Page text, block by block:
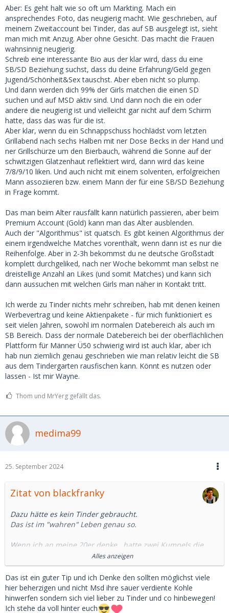
3. Unattraktivste Männer (Unterste 30%):
Diese Männer haben kaum Chancen, von sehr attraktiven
Frauen kontaktiert zu werden, es sei denn, sie bieten
andere außergewöhnliche Merkmale wie hohe soziale
Stellung, außergewöhnlichen Reichtum oder spezielle
persönliche Qualitäten, die die fehlende physische
Attraktivität ausgleichen.
Zusammengefasst lässt sich sagen, dass die Top 10% der
attraktivsten Frauen auf Dating-Plattformen eine starke
Präferenz für die attraktivsten Männer haben, aber auch in
einigen Fällen bereit sind, mittelattraktive Männer zu
kontaktieren, wenn andere ansprechende Merkmale
vorhanden sind. Die unattraktivsten Männer haben
hingegen nur geringe Chancen, von diesen Frauen
kontaktiert zu werden.
Aber: Es geht halt wie so oft um Markting. Mach ein
ansprechendes Foto, das neugierig macht. Wie geschrieben, auf
meinem Zweitaccount bei Tinder, das auf SB ausgelegt ist, sieht
man mich mit Anzug. Aber ohne Gesicht. Das macht die Frauen
wahnsinnig neugierig.
Schreib eine interessante Bio aus der klar wird, dass du eine
SB/SD Beziehung suchst, dass du deine Erfahrung/Geld gegen
Jugend/Schönheit&Sex tauschst. Aber eben nicht so plump.
Und dann werden dich 99% der Girls matchen die einen SD
suchen und auf MSD aktiv sind. Und dann noch die ein oder
andere die neugierig ist und vielleicht gar nicht auf dem Schirm
hatte, dass das was für die ist.
Aber klar, wenn du ein Schnappschuss hochlädst vom letzten
Grillabend nach sechs Halben mit ner Dose Becks in der Hand und
ner Grillschürze um den Bierbauch, während die Sonne auf der
schwitzigen Glatzenhaut reflektiert wird, dann wird das keine
7/8/9/10 liken. Und auch nicht mit einem solventen, erfolgreichen
Mann assoziieren bzw. einem Mann der für eine SB/SD Beziehung
in Frage kommt.
Das man beim Alter rausfällt kann natürlich passieren, aber beim
Premium Account (Gold) kann man das Alter ausblenden.
Auch der "Algorithmus" ist quatsch. Es gibt keinen Algorithmus der
einem irgendwelche Matches vorenthält, wenn dann ist es nur die
Reihenfolge. Aber in 2-3h bekommst du ne deutsche Großstadt
komplett durchgeliked, nach ner Woche bekommt man selbst ne
dreistellige Anzahl an Likes (und somit Matches) und kann sich
dann aussuchen mit welchen Girls man näher in Kontakt tritt.
Ich werde zu Tinder nichts mehr schreiben, hab mit denen keinen
Werbevertrag und keine Aktienpakete - für mich funktioniert es
seit vielen Jahren, sowohl im normalen Datebereich als auch im
SB Bereich. Dass der normale Datebereich bei der oberflächlichen
Plattform für Männer Ü50 schwierig wird ist auch klar, aber ich
hab nun ziemlich genau geschrieben wie man relativ leicht die SB
aus dem Tindergarten rausfischen kann. Könnt es nutzen oder
lassen - Ist mir Wayne.
Thom und MrYerg gefällt das.
medima99
25. September 2024
Zitat von blackfranky
Dazu hätte es kein Tinder gebraucht.
Das ist im "wahren" Leben genau so.
Wenn ich an meine 20er denke.. hatte zwei Kumpels die
haben praktisch alles flach legen können was die wollten.
Einer war Südländer aber mit krass blauen Augen, 1,95,
aufgepumpt - dazu noch MINT Student, sprich kam nicht
nur Bullshit raus wenn der gesprochen hat. Wenn ich mit
dem im Club war (bin selbst 1,90) bin ich unter gegangen,
die Mädels haben den wortwörtlich aufgerissen.
Alles anzeigen
Das ist ein guter Tip und ich Denke den sollten möglichst viele
hier beherzigen und nicht Msd ihre sauer verdiente Kohle
hinwerfen sondern sich viel lieber zu Tinder und co hinbewegen!
Ich stehe da voll hinter euch